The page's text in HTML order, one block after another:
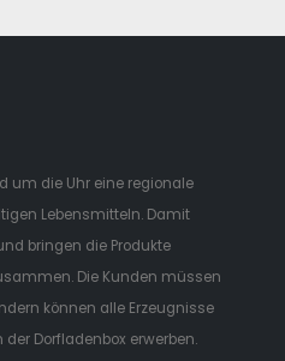
um die Uhr eine regionale
Lebensmitteln. Damit
bringen die Produkte
Die Kunden müssen
können alle Erzeugnisse
Dorfladenbox erwerben.